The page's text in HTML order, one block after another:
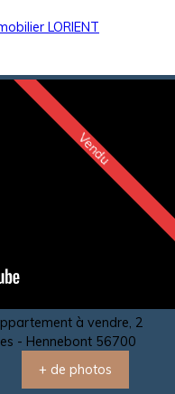
Estimation
Vendu
+ de photos